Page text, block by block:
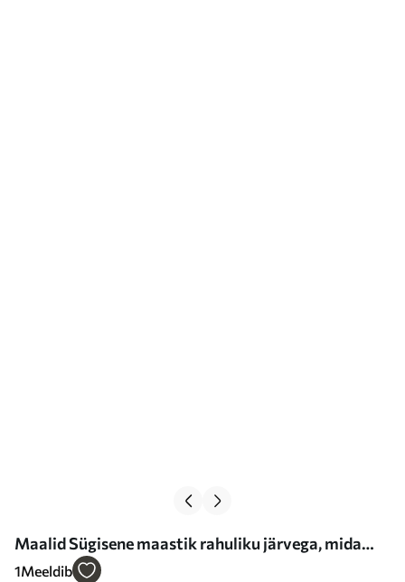
Maalid Sügisene maastik rahuliku järvega, mida
ümbritsevad erksa oranži ja kollase lehestikuga
1Meeldib